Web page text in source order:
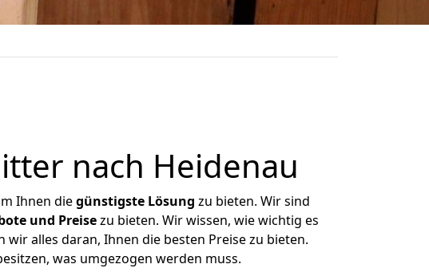
nach Heidenau
Ihnen diegünstigste Lösung zu bieten. Wir sind
und Preisezu bieten. Wir wissen, wie wichtig es
alles daran, Ihnen die besten Preise zu bieten.
was umgezogen werden muss.